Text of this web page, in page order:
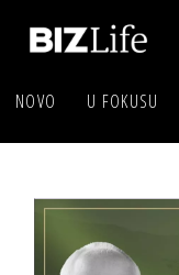
NOVO U FOKUSU